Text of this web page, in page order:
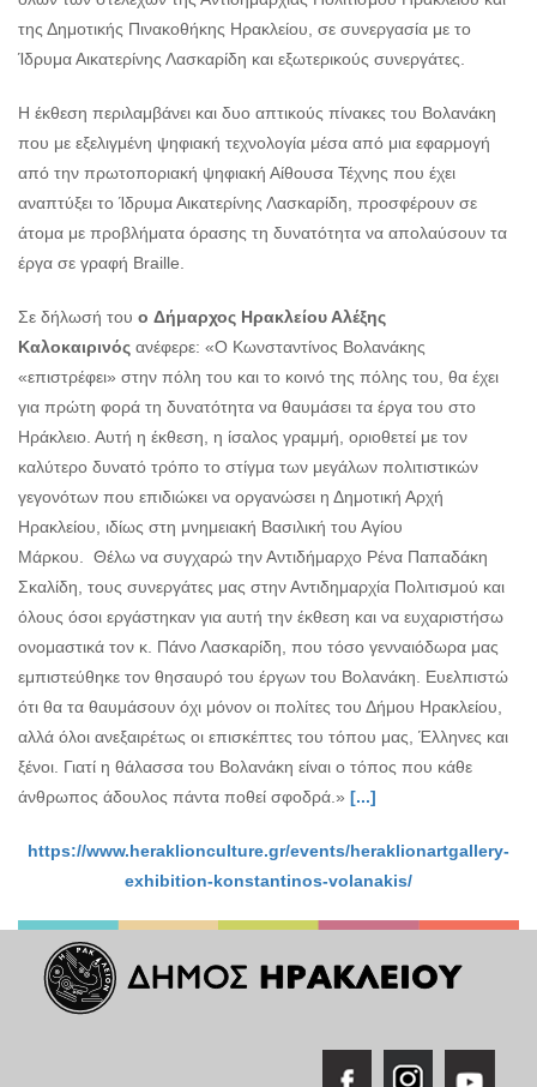
της Δημοτικής Πινακοθήκης Ηρακλείου, σε συνεργασία με το
Ίδρυμα Αικατερίνης Λασκαρίδη και εξωτερικούς συνεργάτες.
H έκθεση περιλαμβάνει και δυο απτικούς πίνακες του Βολανάκη
που με εξελιγμένη ψηφιακή τεχνολογία μέσα από μια εφαρμογή
από την πρωτοποριακή ψηφιακή Αίθουσα Τέχνης που έχει
αναπτύξει το Ίδρυμα Αικατερίνης Λασκαρίδη, προσφέρουν σε
άτομα με προβλήματα όρασης τη δυνατότητα να απολαύσουν τα
έργα σε γραφή Braille.
Σε δήλωσή του ο Δήμαρχος Ηρακλείου Αλέξης
Καλοκαιρινός ανέφερε: «Ο Κωνσταντίνος Βολανάκης
«επιστρέφει» στην πόλη του και το κοινό της πόλης του, θα έχει
για πρώτη φορά τη δυνατότητα να θαυμάσει τα έργα του στο
Ηράκλειο. Αυτή η έκθεση, η ίσαλος γραμμή, οριοθετεί με τον
καλύτερο δυνατό τρόπο το στίγμα των μεγάλων πολιτιστικών
γεγονότων που επιδιώκει να οργανώσει η Δημοτική Αρχή
Ηρακλείου, ιδίως στη μνημειακή Βασιλική του Αγίου
Μάρκου. Θέλω να συγχαρώ την Αντιδήμαρχο Ρένα Παπαδάκη
Σκαλίδη, τους συνεργάτες μας στην Αντιδημαρχία Πολιτισμού και
όλους όσοι εργάστηκαν για αυτή την έκθεση και να ευχαριστήσω
ονομαστικά τον κ. Πάνο Λασκαρίδη, που τόσο γενναιόδωρα μας
εμπιστεύθηκε τον θησαυρό του έργων του Βολανάκη. Ευελπιστώ
ότι θα τα θαυμάσουν όχι μόνον οι πολίτες του Δήμου Ηρακλείου,
αλλά όλοι ανεξαιρέτως οι επισκέπτες του τόπου μας, Έλληνες και
ξένοι. Γιατί η θάλασσα του Βολανάκη είναι ο τόπος που κάθε
άνθρωπος άδουλος πάντα ποθεί σφοδρά.» [...]
https://www.heraklionculture.gr/events/heraklionartgallery-
exhibition-konstantinos-volanakis/